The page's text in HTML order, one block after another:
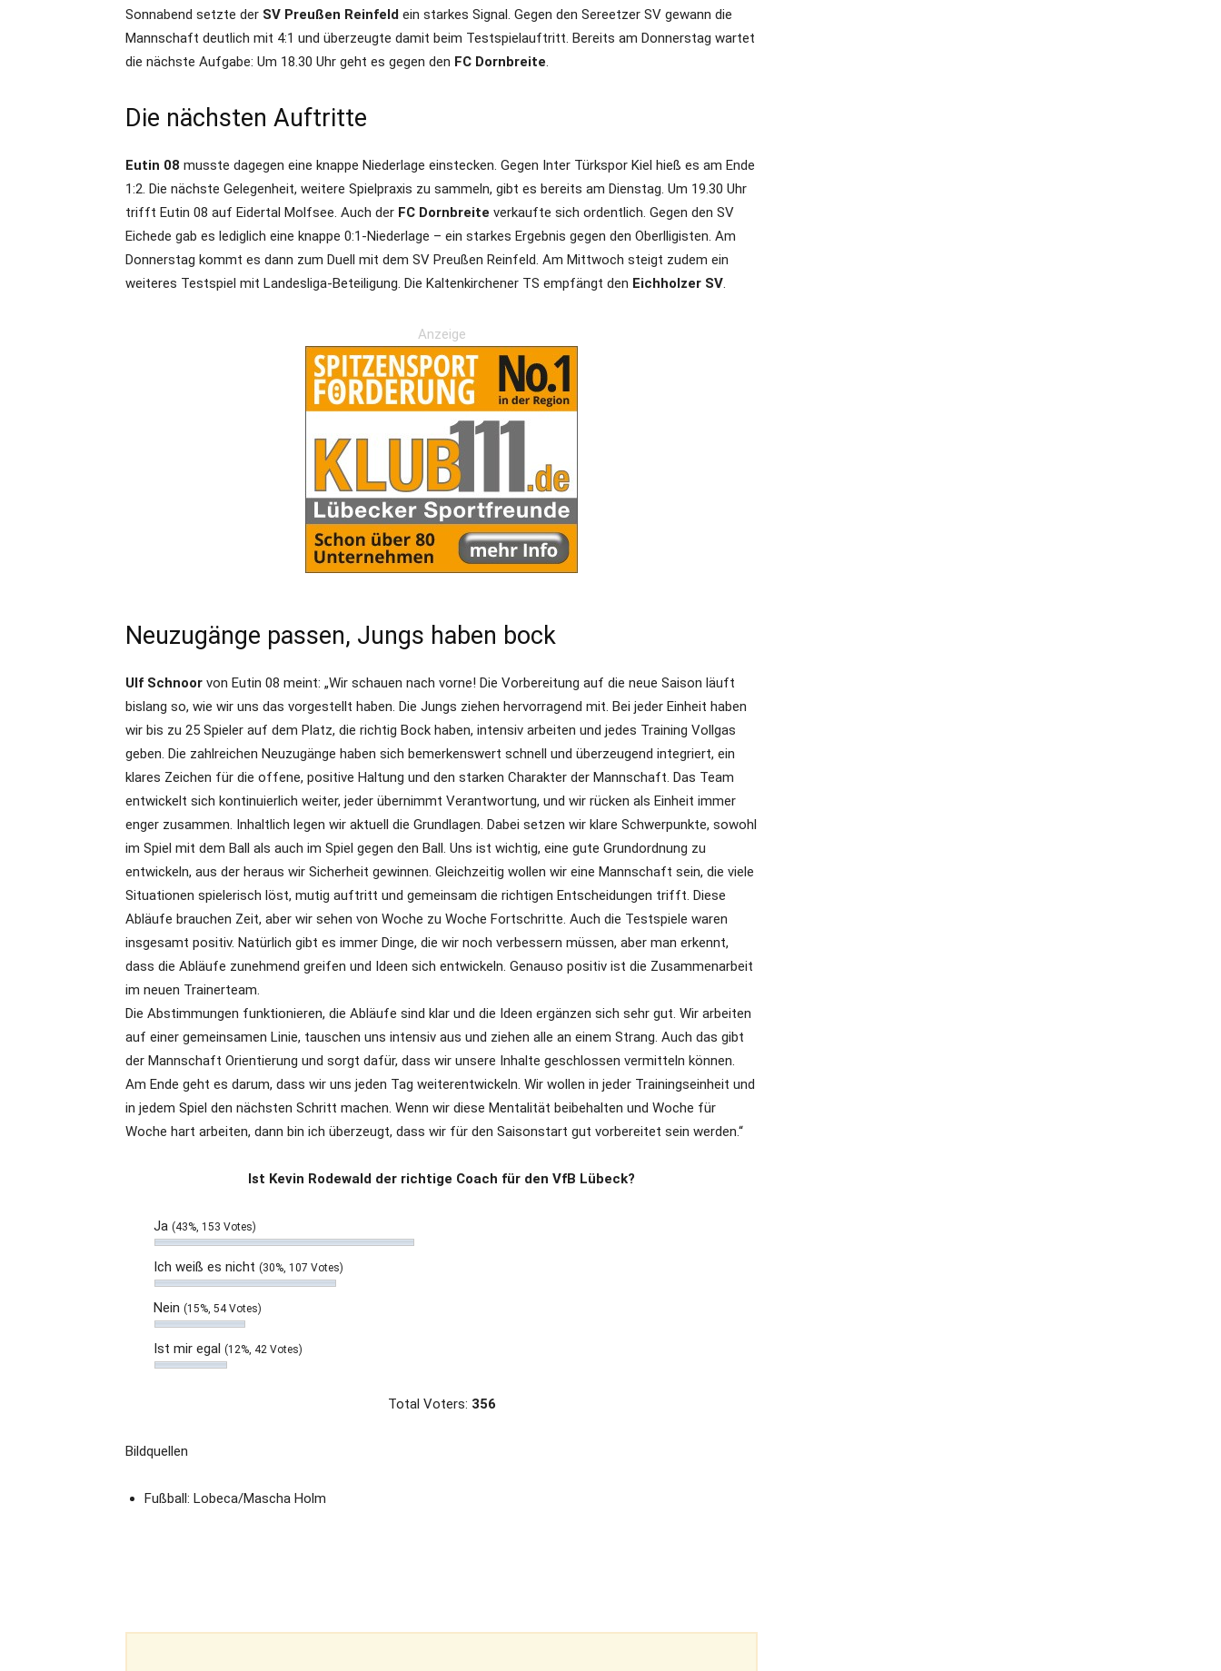
Sonnabend setzte der SV Preußen Reinfeld ein starkes Signal. Gegen den Sereetzer SV gewann die
Mannschaft deutlich mit 4:1 und überzeugte damit beim Testspielauftritt. Bereits am Donnerstag wartet
die nächste Aufgabe: Um 18.30 Uhr geht es gegen den FC Dornbreite.
Die nächsten Auftritte
Eutin 08 musste dagegen eine knappe Niederlage einstecken. Gegen Inter Türkspor Kiel hieß es am Ende
1:2. Die nächste Gelegenheit, weitere Spielpraxis zu sammeln, gibt es bereits am Dienstag. Um 19.30 Uhr
trifft Eutin 08 auf Eidertal Molfsee. Auch der FC Dornbreite verkaufte sich ordentlich. Gegen den SV
Eichede gab es lediglich eine knappe 0:1-Niederlage – ein starkes Ergebnis gegen den Oberlligisten. Am
Donnerstag kommt es dann zum Duell mit dem SV Preußen Reinfeld. Am Mittwoch steigt zudem ein
weiteres Testspiel mit Landesliga-Beteiligung. Die Kaltenkirchener TS empfängt den Eichholzer SV.
Anzeige
Neuzugänge passen, Jungs haben bock
Ulf Schnoor von Eutin 08 meint: „Wir schauen nach vorne! Die Vorbereitung auf die neue Saison läuft
bislang so, wie wir uns das vorgestellt haben. Die Jungs ziehen hervorragend mit. Bei jeder Einheit haben
wir bis zu 25 Spieler auf dem Platz, die richtig Bock haben, intensiv arbeiten und jedes Training Vollgas
geben. Die zahlreichen Neuzugänge haben sich bemerkenswert schnell und überzeugend integriert, ein
klares Zeichen für die offene, positive Haltung und den starken Charakter der Mannschaft. Das Team
entwickelt sich kontinuierlich weiter, jeder übernimmt Verantwortung, und wir rücken als Einheit immer
enger zusammen. Inhaltlich legen wir aktuell die Grundlagen. Dabei setzen wir klare Schwerpunkte, sowohl
im Spiel mit dem Ball als auch im Spiel gegen den Ball. Uns ist wichtig, eine gute Grundordnung zu
entwickeln, aus der heraus wir Sicherheit gewinnen. Gleichzeitig wollen wir eine Mannschaft sein, die viele
Situationen spielerisch löst, mutig auftritt und gemeinsam die richtigen Entscheidungen trifft. Diese
Abläufe brauchen Zeit, aber wir sehen von Woche zu Woche Fortschritte. Auch die Testspiele waren
insgesamt positiv. Natürlich gibt es immer Dinge, die wir noch verbessern müssen, aber man erkennt,
dass die Abläufe zunehmend greifen und Ideen sich entwickeln. Genauso positiv ist die Zusammenarbeit
im neuen Trainerteam.
Die Abstimmungen funktionieren, die Abläufe sind klar und die Ideen ergänzen sich sehr gut. Wir arbeiten
auf einer gemeinsamen Linie, tauschen uns intensiv aus und ziehen alle an einem Strang. Auch das gibt
der Mannschaft Orientierung und sorgt dafür, dass wir unsere Inhalte geschlossen vermitteln können.
Am Ende geht es darum, dass wir uns jeden Tag weiterentwickeln. Wir wollen in jeder Trainingseinheit und
in jedem Spiel den nächsten Schritt machen. Wenn wir diese Mentalität beibehalten und Woche für
Woche hart arbeiten, dann bin ich überzeugt, dass wir für den Saisonstart gut vorbereitet sein werden.“
Ist Kevin Rodewald der richtige Coach für den VfB Lübeck?
Ja (43%, 153 Votes)
Ich weiß es nicht (30%, 107 Votes)
Nein (15%, 54 Votes)
Ist mir egal (12%, 42 Votes)
Total Voters: 356
Bildquellen
Fußball: Lobeca/Mascha Holm